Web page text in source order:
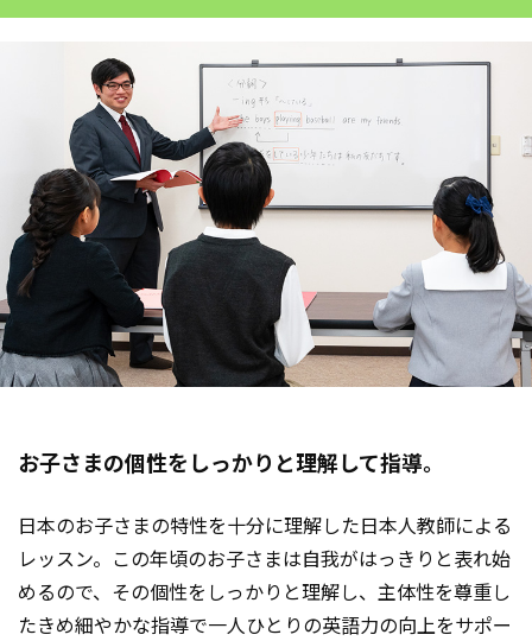
お子さまの個性をしっかりと理解して指導。
日本のお子さまの特性を十分に理解した日本人教師による
レッスン。この年頃のお子さまは自我がはっきりと表れ始
めるので、その個性をしっかりと理解し、主体性を尊重し
たきめ細やかな指導で一人ひとりの英語力の向上をサポー